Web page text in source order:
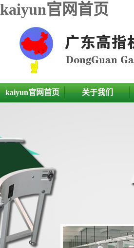
kaiyun官网首页
kaiyun官网首页 关于我们